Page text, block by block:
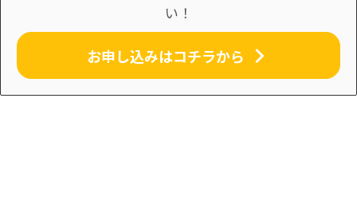
い！
お申し込みはコチラから